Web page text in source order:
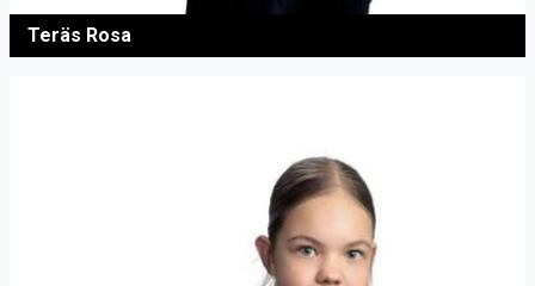
Teräs Rosa